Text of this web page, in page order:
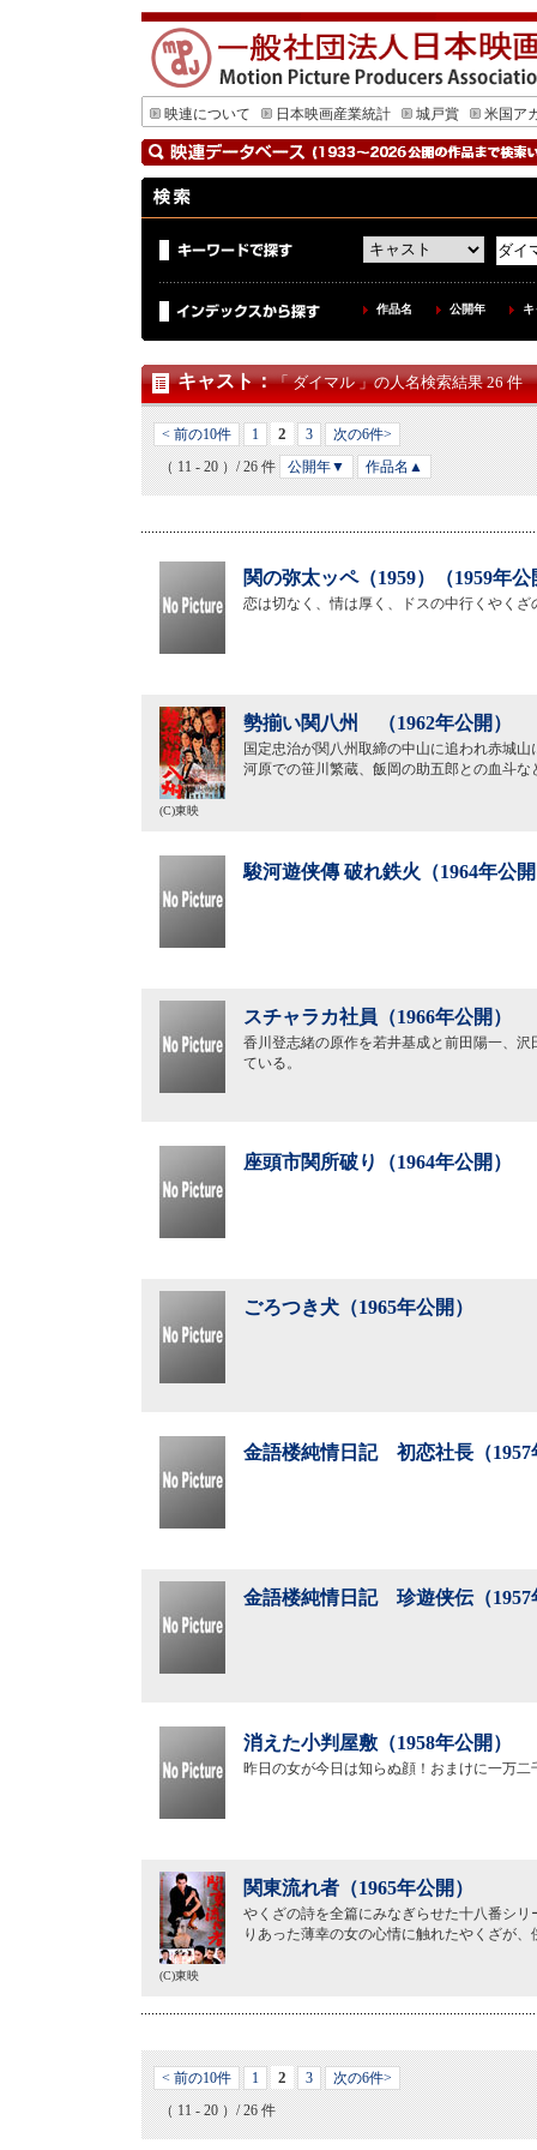
映連について 日本映画産業統計 城戸賞 米国ア
作品名 公開年
キャスト：「 ダイマル 」の人名検索結果 26 件
< 前の10件 1 2 3
次の6件>
（ 11 - 20 ）/ 26 件
公開年▼ 作品名▲
関の弥太ッペ（1959）（1959年公
恋は切なく、情は厚く、ドスの中行くやく
勢揃い関八州 （1962年公開）
国定忠治が関八州取締の中山に追われ赤城
河原での笹川繁蔵、飯岡の助五郎との血斗
(C)東映
駿河遊侠傳 破れ鉄火（1964年公
スチャラカ社員（1966年公開）
香川登志緒の原作を若井基成と前田陽一、
ている。
座頭市関所破り（1964年公開）
ごろつき犬（1965年公開）
金語楼純情日記 初恋社長（1957
金語楼純情日記 珍遊侠伝（1957
消えた小判屋敷（1958年公開）
昨日の女が今日は知らぬ顔！おまけに一万
関東流れ者（1965年公開）
やくざの詩を全篇にみなぎらせた十八番シ
りあった薄幸の女の心情に触れたやくざが
(C)東映
< 前の10件 1 2 3
次の6件>
（ 11 - 20 ）/ 26 件